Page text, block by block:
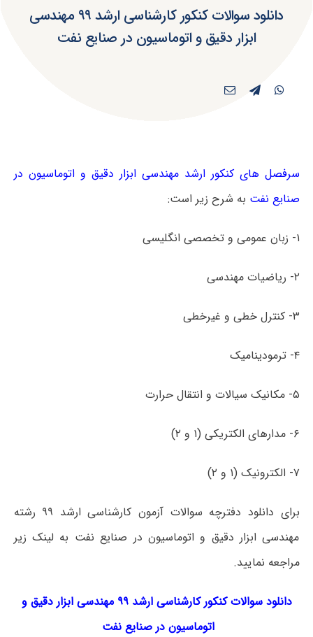
دانلود سوالات کنکور کارشناسی ارشد ۹۹ مهندسی
ابزار دقیق و اتوماسیون در صنایع نفت
سرفصل های کنکور ارشد مهندسی ابزار دقیق و اتوماسیون در
صنایع نفت به شرح زیر است:
۱- زبان عمومی و تخصصی انگلیسی
۲- ریاضیات مهندسی
۳- کنترل خطی و غیرخطی
۴- ترمودینامیک
۵- مکانیک سیالات و انتقال حرارت
۶- مدارهای الکتریکی (۱ و ۲)
۷- الکترونیک (۱ و ۲)
برای دانلود دفترچه سوالات آزمون کارشناسی ارشد ۹۹ رشته
مهندسی ابزار دقیق و اتوماسیون در صنایع نفت به لینک زیر
مراجعه نمایید.
دانلود سوالات کنکور کارشناسی ارشد ۹۹ مهندسی ابزار دقیق و
اتوماسیون در صنایع نفت